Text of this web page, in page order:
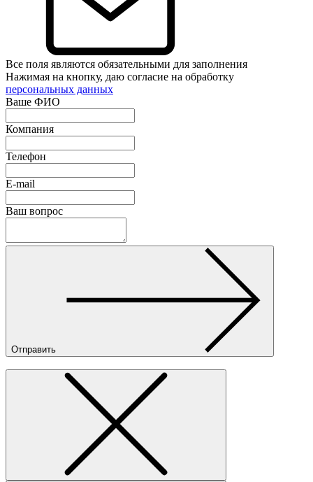
Все поля являются обязательными для заполнения
Нажимая на кнопку, даю согласие на обработку
персональных данных
Ваше ФИО
Компания
Телефон
E-mail
Ваш вопрос
Отправить